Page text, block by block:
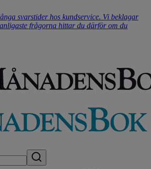
svarstider hos kundservice. Vi beklagar
frågorna hittar du därför om du